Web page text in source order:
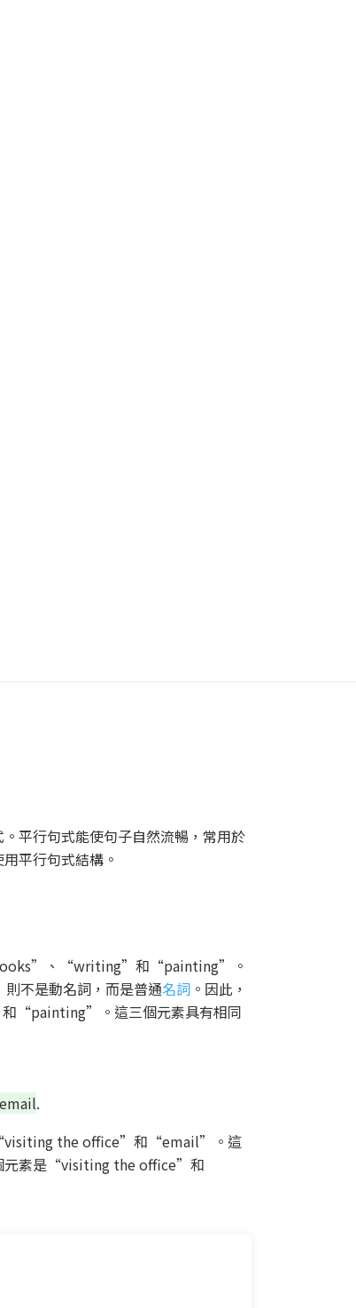
平行句式能使句子自然流暢，常用於
平行句式結構。
“books”、“writing”和“painting”。
不是動名詞，而是普通名詞。因此，
“painting”。這三個元素具有相同
.
“visiting the office”和“email”。這
元素是“visiting the office”和